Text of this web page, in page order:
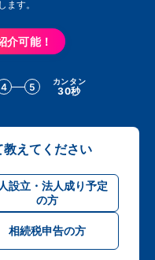
ます。
介可能！
4 5 カンタン
30秒
えてください
設立・法人成り予定
の方
相続税申告の方